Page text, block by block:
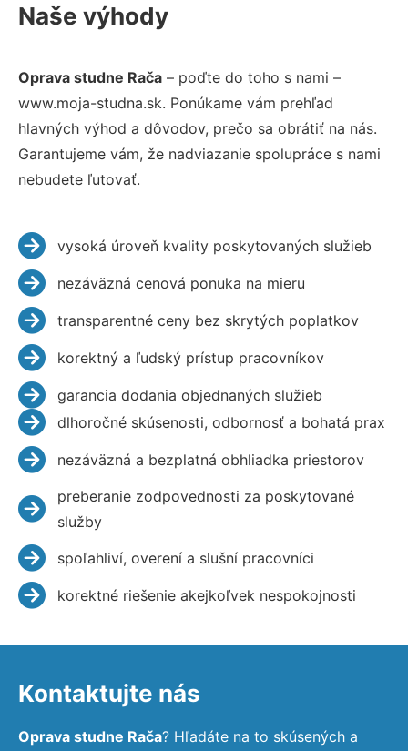
Naše výhody
Oprava studne Rača – poďte do toho s nami –
www.moja-studna.sk. Ponúkame vám prehľad
hlavných výhod a dôvodov, prečo sa obrátiť na nás.
Garantujeme vám, že nadviazanie spolupráce s nami
nebudete ľutovať.
vysoká úroveň kvality poskytovaných služieb
nezáväzná cenová ponuka na mieru
transparentné ceny bez skrytých poplatkov
korektný a ľudský prístup pracovníkov
garancia dodania objednaných služieb
dlhoročné skúsenosti, odbornosť a bohatá prax
nezáväzná a bezplatná obhliadka priestorov
preberanie zodpovednosti za poskytované
služby
spoľahliví, overení a slušní pracovníci
korektné riešenie akejkoľvek nespokojnosti
Kontaktujte nás
Oprava studne Rača? Hľadáte na to skúsených a